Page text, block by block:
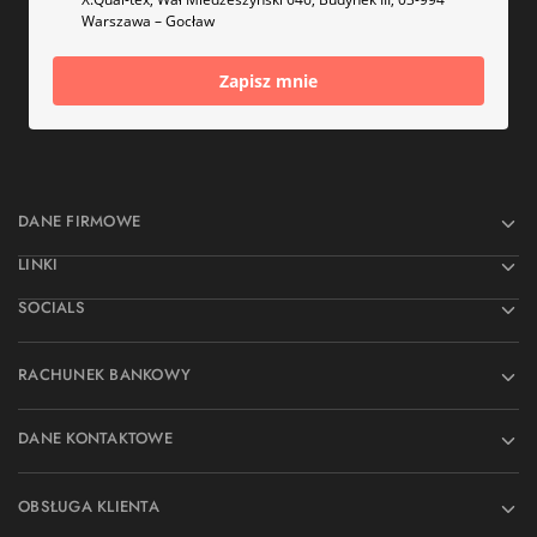
Warszawa – Gocław
Zapisz mnie
DANE FIRMOWE
LINKI
SOCIALS
RACHUNEK BANKOWY
DANE KONTAKTOWE
OBSŁUGA KLIENTA